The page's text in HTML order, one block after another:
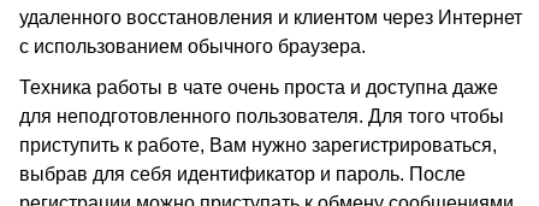
удаленного восстановления и клиентом через Интернет
с использованием обычного браузера.
Техника работы в чате очень проста и доступна даже
для неподготовленного пользователя. Для того чтобы
приступить к работе, Вам нужно зарегистрироваться,
выбрав для себя идентификатор и пароль. После